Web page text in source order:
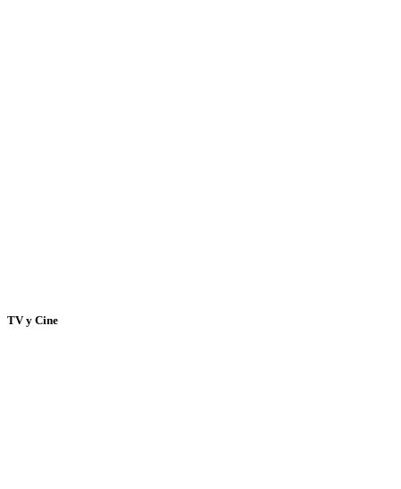
TV y Cine